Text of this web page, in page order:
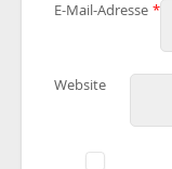
E-Mail-Adresse *
Website